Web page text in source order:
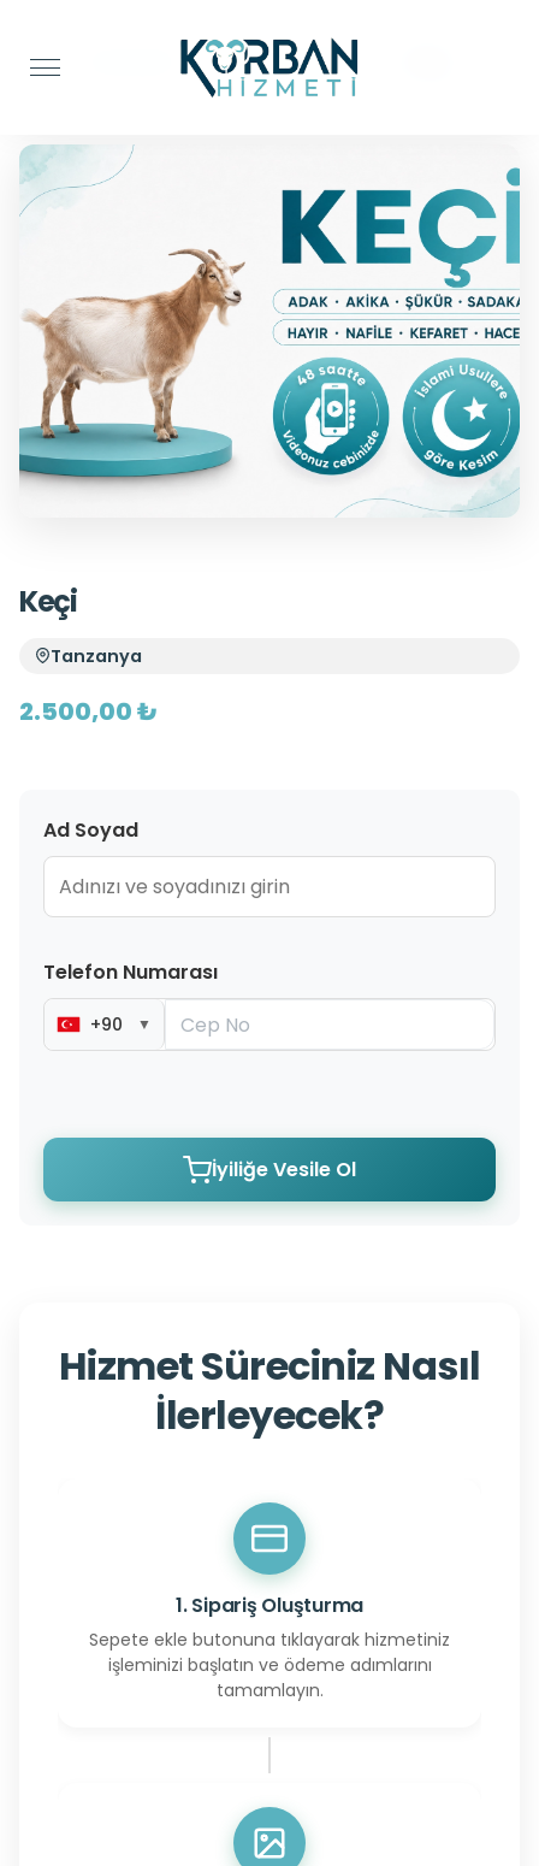
Adak Kurbanı
Keçi
Tanzanya
2.500,00 ₺
Ad Soyad
Telefon Numarası
+90 ▼
İyiliğe Vesile Ol
Hizmet Süreciniz Nasıl
İlerleyecek?
1. Sipariş Oluşturma
Sepete ekle butonuna tıklayarak hizmetiniz
işleminizi başlatın ve ödeme adımlarını
tamamlayın.